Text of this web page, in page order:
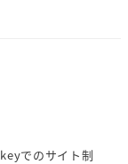
でのサイト制